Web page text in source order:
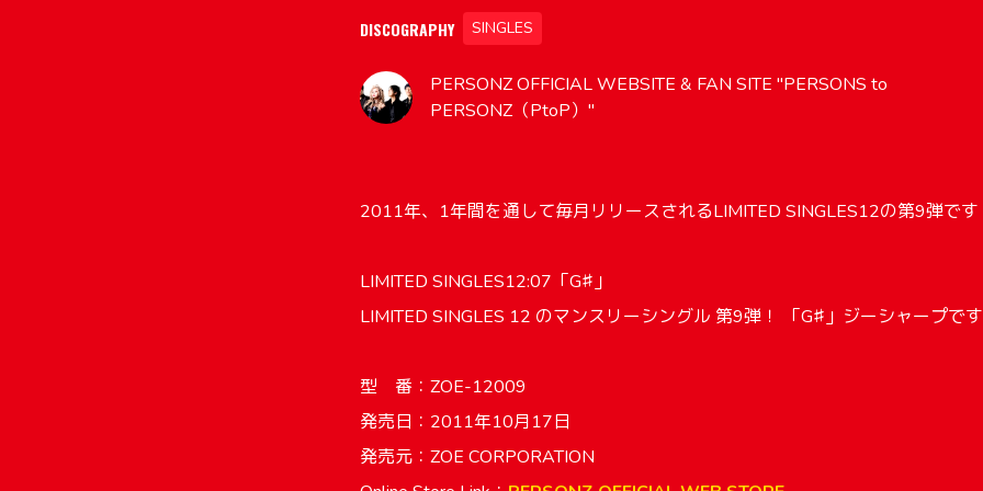
DISCOGRAPHY SINGLES
PERSONZ OFFICIAL WEBSITE & FAN SITE "PERSONS to
PERSONZ（PtoP）"
2011年、1年間を通して毎月リリースされるLIMITED SINGLES12の第9弾です
LIMITED SINGLES12:07「G♯」
LIMITED SINGLES 12 のマンスリーシングル 第9弾！ 「G♯」ジーシャープです
型 番：ZOE-12009
発売日：2011年10月17日
発売元：ZOE CORPORATION